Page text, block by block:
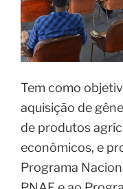
aquisição de
de produtos
econômicos, e
Programa
PNAE e ao